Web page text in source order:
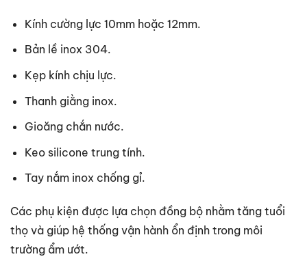
Kính cường lực 10mm hoặc 12mm.
Bản lề inox 304.
Kẹp kính chịu lực.
Thanh giằng inox.
Gioăng chắn nước.
Keo silicone trung tính.
Tay nắm inox chống gỉ.
Các phụ kiện được lựa chọn đồng bộ nhằm tăng tuổi
thọ và giúp hệ thống vận hành ổn định trong môi
trường ẩm ướt.